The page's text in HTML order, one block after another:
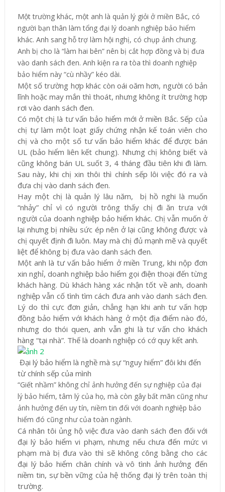
Một trường khác, một anh là quản lý giỏi ở miền Bắc, có
người bạn thân làm tổng đại lý doanh nghiệp bảo hiểm
khác. Anh sang hỗ trợ làm hội nghị, có chụp ảnh chung.
Anh bị cho là “làm hai bên” nên bị cắt hợp đồng và bị đưa
vào danh sách đen. Anh kiện ra ra tòa thì doanh nghiệp
bảo hiểm này “cù nhầy” kéo dài.
Một số trường hợp khác còn oái oăm hơn, người có bản
lĩnh hoặc may mắn thì thoát, nhưng không ít trường hợp
rơi vào danh sách đen.
Có một chị là tư vấn bảo hiểm mới ở miền Bắc. Sếp của
chị tự làm một loạt giấy chứng nhận kế toán viên cho
chị và cho một số tư vấn bảo hiểm khác để được bán
UL (bảo hiểm liên kết chung). Nhưng chị không biết và
cũng không bán UL suốt 3, 4 tháng đầu tiên khi đi làm.
Sau này, khi chị xin thôi thì chính sếp lôi việc đó ra và
đưa chị vào danh sách đen.
Hay một chị là quản lý lâu năm, bị hồ nghi là muốn
“nhảy” chỉ vì có người trông thấy chị đi ăn trưa với
người của doanh nghiệp bảo hiểm khác. Chị vẫn muốn ở
lại nhưng bị nhiều sức ép nên ở lại cũng không được và
chị quyết định đi luôn. May mà chị đủ mạnh mẽ và quyết
liệt để không bị đưa vào danh sách đen.
Một anh là tư vấn bảo hiểm ở miền Trung, khi nộp đơn
xin nghỉ, doanh nghiệp bảo hiểm gọi điện thoại đến từng
khách hàng. Dù khách hàng xác nhận tốt về anh, doanh
nghiệp vẫn cố tình tìm cách đưa anh vào danh sách đen.
Lý do thì cực đơn giản, chẳng hạn khi anh tư vấn hợp
đồng bảo hiểm với khách hàng ở một địa điểm nào đó,
nhưng do thói quen, anh vẫn ghi là tư vấn cho khách
hàng “tại nhà”. Thế là doanh nghiệp có cớ quy kết anh.
Đại lý bảo hiểm là nghề mà sự “nguy hiểm” đôi khi đến
từ chính sếp của mình
“Giết nhầm” không chỉ ảnh hưởng đến sự nghiệp của đại
lý bảo hiểm, tâm lý của họ, mà còn gây bất mãn cũng như
ảnh hưởng đến uy tín, niềm tin đối với doanh nghiệp bảo
hiểm đó cũng như của toàn ngành.
Cá nhân tôi ủng hộ việc đưa vào danh sách đen đối với
đại lý bảo hiểm vi phạm, nhưng nếu chưa đến mức vi
phạm mà bị đưa vào thì sẽ không công bằng cho các
đại lý bảo hiểm chân chính và vô tình ảnh hưởng đến
niềm tin, sự bền vững của hệ thống đại lý trên toàn thị
trường.